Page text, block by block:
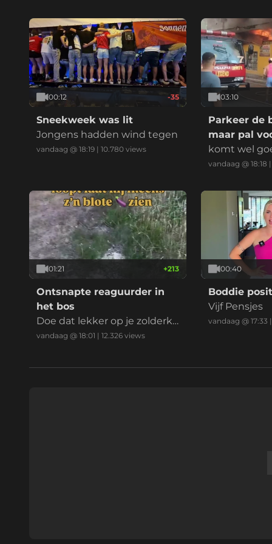
00:12 -35
Sneekweek was lit
Jongens hadden wind tegen
vandaag @ 18:19 | 10.780 views
03:10
Parkeer de
maar pal
komt wel
vandaag @ 18:18 |
01:21 +213
Ontsnapte reaguurder in
het bos
Doe dat lekker op je zolderka
mer mafkees
vandaag @ 18:01 | 12.326 views
00:40
Boddie
Vijf Pensjes
vandaag @ 17:33 |